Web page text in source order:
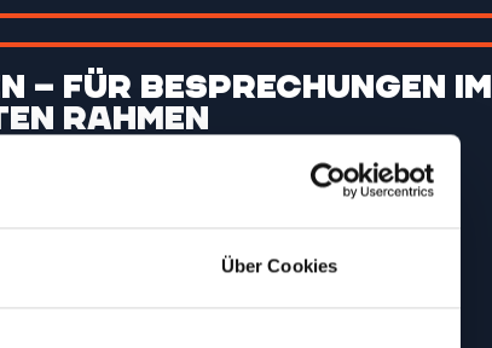
Über Cookies
& Schulungen in
4 und 5 die perfekte
– für Besprechungen im
Rahmen
Gespräche, Personalgespräche,
oder ganztägig buchbar